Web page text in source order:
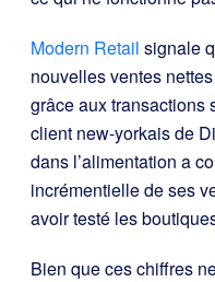
Modern Retail signale
nouvelles ventes
grâce aux transactions
client new-yorkais de
dans l’alimentation a
incrémentielle de ses
avoir testé les
Bien que ces chiffres